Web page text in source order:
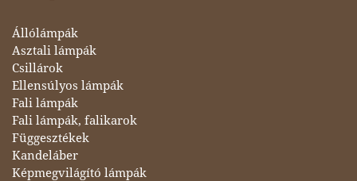
Állólámpák
Asztali lámpák
Csillárok
Ellensúlyos lámpák
Fali lámpák
Fali lámpák, falikarok
Függesztékek
Kandeláber
Képmegvilágító lámpák